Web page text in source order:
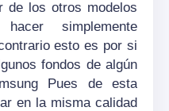
de los otros modelos
simplemente
esto es por si
fondos de algún
Pues de esta
en la misma calidad